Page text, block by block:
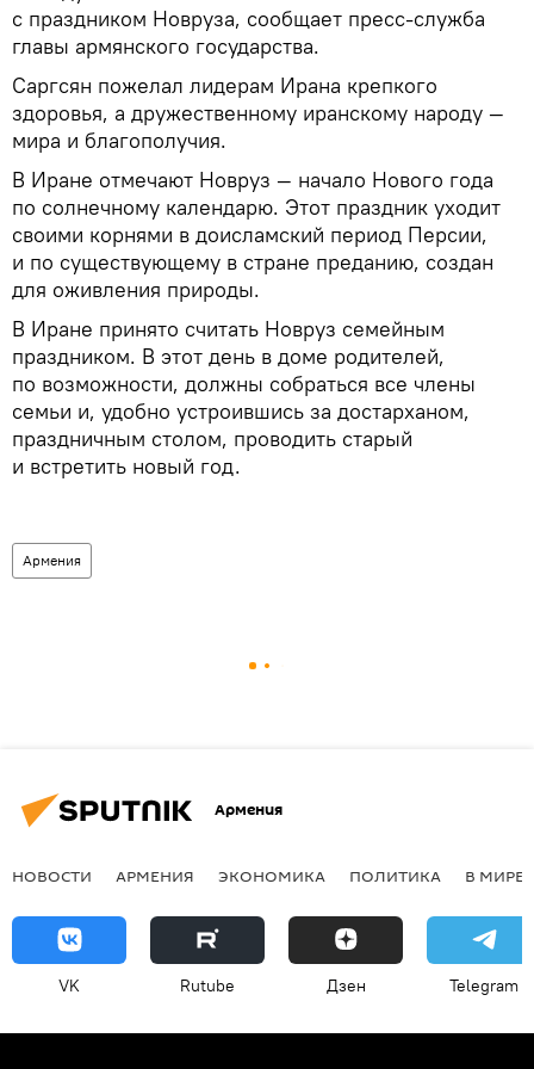
с праздником Новруза, сообщает пресс-служба
главы армянского государства.
Саргсян пожелал лидерам Ирана крепкого
здоровья, а дружественному иранскому народу —
мира и благополучия.
В Иране отмечают Новруз — начало Нового года
по солнечному календарю. Этот праздник уходит
своими корнями в доисламский период Персии,
и по существующему в стране преданию, создан
для оживления природы.
В Иране принято считать Новруз семейным
праздником. В этот день в доме родителей,
по возможности, должны собраться все члены
семьи и, удобно устроившись за достарханом,
праздничным столом, проводить старый
и встретить новый год.
Армения
Армения
НОВОСТИ АРМЕНИЯ ЭКОНОМИКА ПОЛИТИКА В МИРЕ
VK Rutube Дзен Telegram